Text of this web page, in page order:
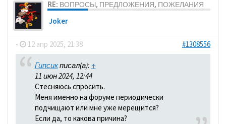
RE: ВОПРОСЫ, ПРЕДЛОЖЕНИЯ, ПОЖЕЛАНИЯ
Joker
- 12 апр 2025, 21:38 #1308556
Гипсикписал(а): ↑
11 июн 2024, 12:44
Стесняюсь спросить.
Меня именно на форуме периодически
подчищают или мне уже мерещится?
Если да, то какова причина?